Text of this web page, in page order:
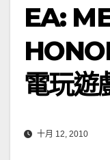
EA:
電玩遊
十月 12, 2010